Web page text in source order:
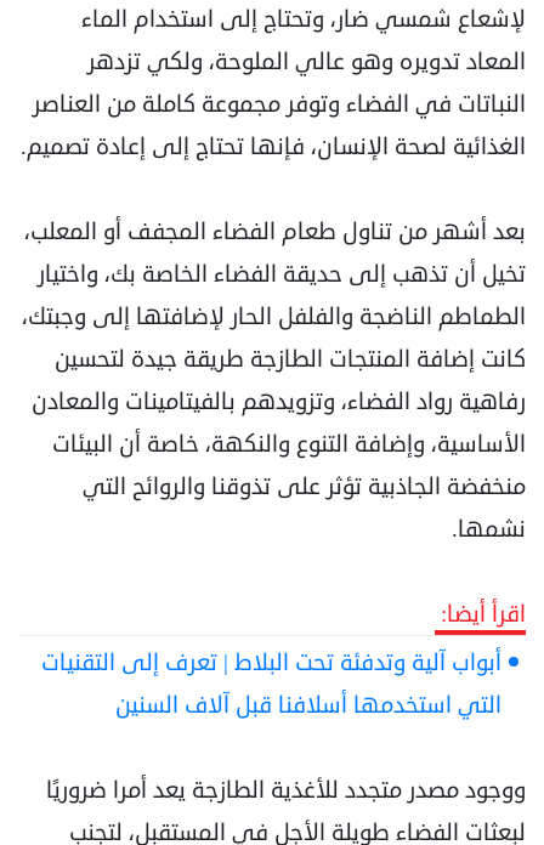
لإشعاع شمسي ضار، وتحتاج إلى استخدام الماء
المعاد تدويره وهو عالي الملوحة، ولكي تزدهر
‏النباتات في الفضاء وتوفر مجموعة كاملة من العناصر
الغذائية لصحة الإنسان، فإنها تحتاج إلى إعادة ‏تصميم.‏
بعد أشهر من تناول طعام الفضاء المجفف أو المعلب،
تخيل أن تذهب إلى حديقة الفضاء الخاصة بك، ‏واختيار
الطماطم الناضجة والفلفل الحار لإضافتها إلى وجبتك،
كانت إضافة المنتجات الطازجة ‏طريقة جيدة لتحسين
رفاهية رواد الفضاء، وتزويدهم بالفيتامينات والمعادن
الأساسية، وإضافة التنوع ‏والنكهة، خاصة أن البيئات
منخفضة الجاذبية تؤثر على تذوقنا والروائح التي
نشمها.‏
اقرأ أيضا:
أبواب آلية وتدفئة تحت البلاط | تعرف إلى التقنيات
التي استخدمها أسلافنا قبل آلاف السنين
ووجود مصدر متجدد للأغذية الطازجة يعد أمرا ضروريًا
لبعثات الفضاء طويلة الأجل في المستقبل، لتجنب